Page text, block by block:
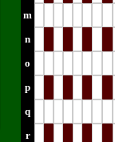
m
n
o
p
q
r